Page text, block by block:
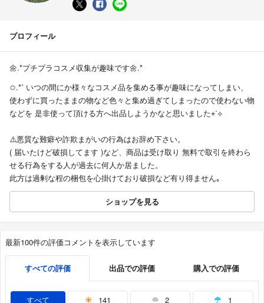
プロフィール
🌼.*プチプラコスメ収集が趣味です🌼.*
✩.*˚ いつの間にか様々なコスメ品を集める事が趣味になってしまい、
使わずに買ったままの物など色々と集め過ぎてしまったので使わない物
などを 是非使って頂ける方へ出品しようかなと思いました⋆˙⟡
⚠️悪質な難癖や詐欺まがいの行為はお辞め下さい。
( 届いたけど破損してます )など、商品は受け取り 無料で取引を終わら
せる行為をする人が過去に何人か居ました。
此方は過剰な程の梱包を心掛けており破損など有り得ません｡
ショップを見る
最新100件の評価コメントを表示しています
すべての評価 出品での評価 購入での評価
すべて 141 2 1